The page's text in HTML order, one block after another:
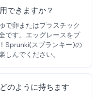
できますか？
で卵またはプラスチック
です。エッグレースをプ
Sprunki(スプランキー)の
しんでください。
のように持ちます